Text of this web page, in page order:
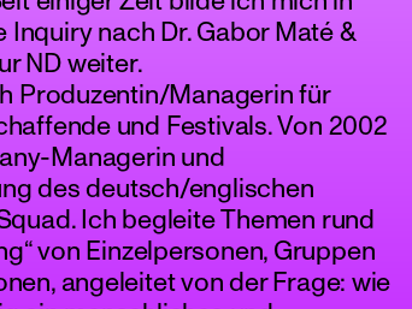
Inquiry nach Dr. Gabor Maté &
ND weiter.
Produzentin/Managerin für
und Festivals. Von 2002
Managerin und
des deutsch/englischen
Ich begleite Themen rund
von Einzelpersonen, Gruppen
angeleitet von der Frage: wie